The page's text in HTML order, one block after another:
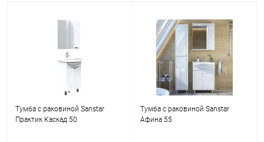
Тумба с раковиной Sanstar
Практик Каскад 50
Тумба с раковиной Sanstar
Афина 55